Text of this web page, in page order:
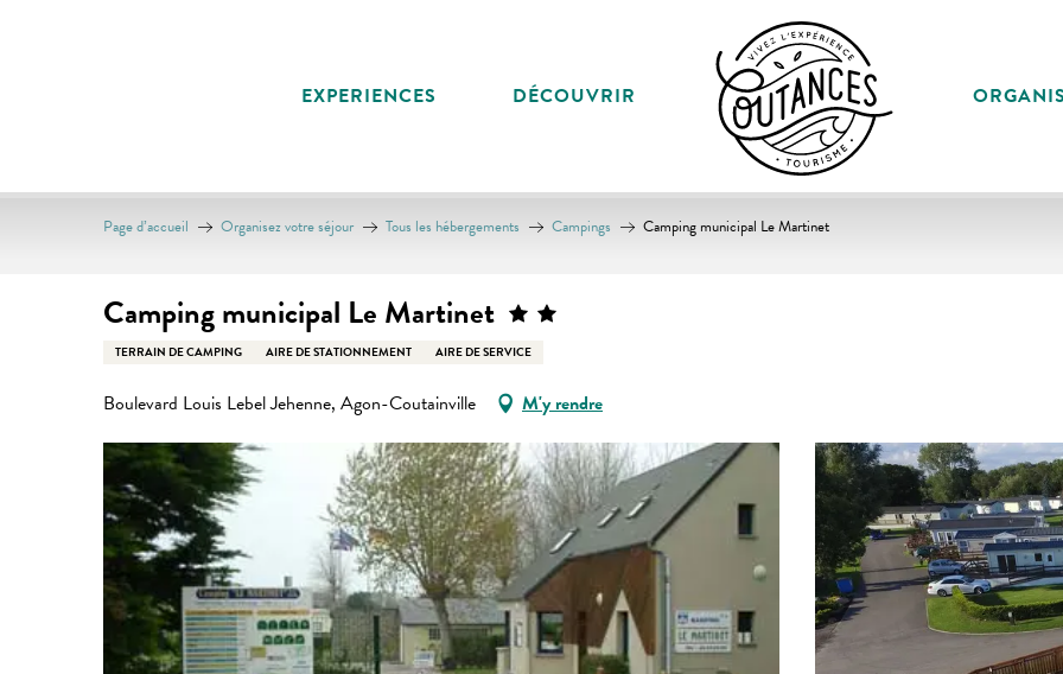
EXPERIENCES DÉCOUVRIR
Page d’accueil Organisez votre séjour Tous les hébergements Campings Camping municipal Le Martinet
Camping municipal Le Martinet
TERRAIN DE CAMPING AIRE DE STATIONNEMENT AIRE DE SERVICE
Boulevard Louis Lebel Jehenne, Agon-Coutainville M'y rendre